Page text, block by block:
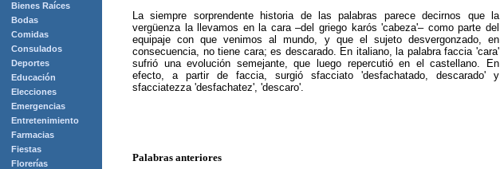
Bienes Raíces
Bodas
Comidas
Consulados
Deportes
Educación
Elecciones
Emergencias
Entretenimiento
Farmacias
Fiestas
Florerías
La siempre sorprendente historia de las palabras parece decirnos que la
vergüenza la llevamos en la cara –del griego karós 'cabeza'– como parte del
equipaje con que venimos al mundo, y que el sujeto desvergonzado, en
consecuencia, no tiene cara; es descarado. En italiano, la palabra faccia 'cara'
sufrió una evolución semejante, que luego repercutió en el castellano. En
efecto, a partir de faccia, surgió sfacciato 'desfachatado, descarado' y
sfacciatezza 'desfachatez', 'descaro'.
Palabras anteriores